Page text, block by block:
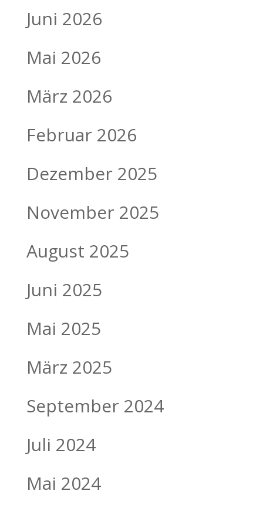
Juni 2026
Mai 2026
März 2026
Februar 2026
Dezember 2025
November 2025
August 2025
Juni 2025
Mai 2025
März 2025
September 2024
Juli 2024
Mai 2024